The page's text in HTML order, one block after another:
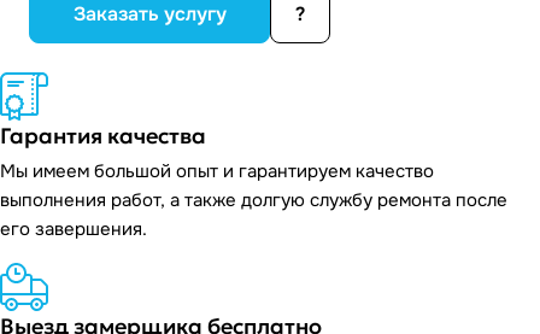
Заказать услугу
?
Гарантия качества
Мы имеем большой опыт и гарантируем качество
выполнения работ, а также долгую службу ремонта после
его завершения.
Выезд замерщика бесплатно